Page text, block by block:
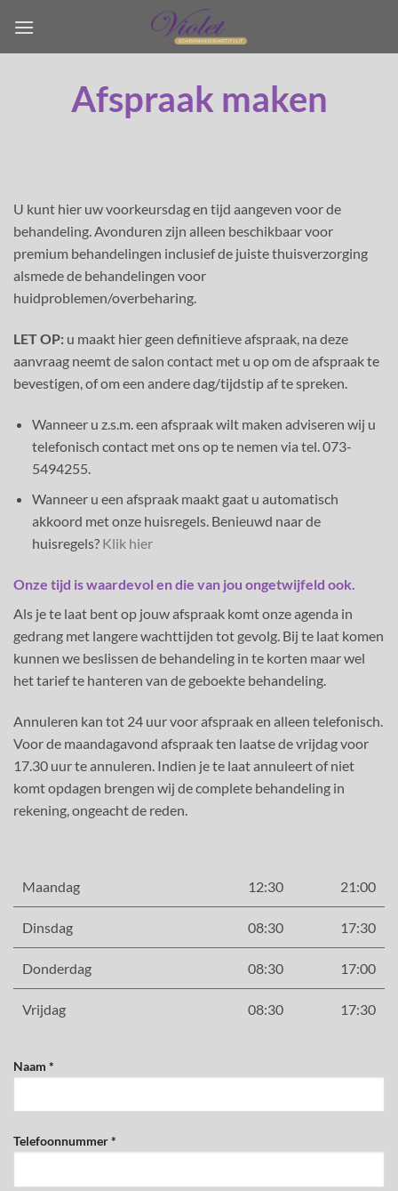
naar
inhoud
Afspraak maken
U kunt hier uw voorkeursdag en tijd aangeven voor de
behandeling. Avonduren zijn alleen beschikbaar voor
premium behandelingen inclusief de juiste thuisverzorging
alsmede de behandelingen voor
huidproblemen/overbeharing.
LET OP: u maakt hier geen definitieve afspraak, na deze
aanvraag neemt de salon contact met u op om de afspraak te
bevestigen, of om een andere dag/tijdstip af te spreken.
Wanneer u z.s.m. een afspraak wilt maken adviseren wij u
telefonisch contact met ons op te nemen via tel. 073-
5494255.
Wanneer u een afspraak maakt gaat u automatisch
akkoord met onze huisregels. Benieuwd naar de
huisregels? Klik hier
Onze tijd is waardevol en die van jou ongetwijfeld ook.
Als je te laat bent op jouw afspraak komt onze agenda in
gedrang met langere wachttijden tot gevolg. Bij te laat komen
kunnen we beslissen de behandeling in te korten maar wel
het tarief te hanteren van de geboekte behandeling.
Annuleren kan tot 24 uur voor afspraak en alleen telefonisch.
Voor de maandagavond afspraak ten laatse de vrijdag voor
17.30 uur te annuleren. Indien je te laat annuleert of niet
komt opdagen brengen wij de complete behandeling in
rekening, ongeacht de reden.
Maandag 12:30 21:00
Dinsdag 08:30 17:30
Donderdag 08:30 17:00
Vrijdag 08:30 17:30
Naam *
Telefoonnummer *